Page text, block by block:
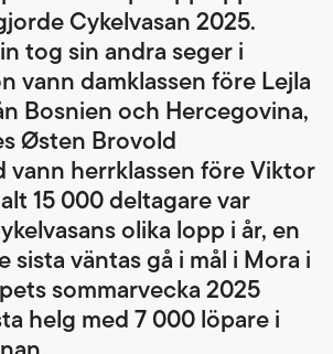
Cykelvasan 2025.
tog sin andra seger i
vann damklassen före Lejla
Bosnien och Hercegovina,
Østen Brovold
vann herrklassen före Viktor
15 000 deltagare var
olika lopp i år, en
sista väntas gå i mål i Mora i
sommarvecka 2025
helg med 7 000 löpare i